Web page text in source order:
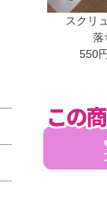
スクリ
落
550